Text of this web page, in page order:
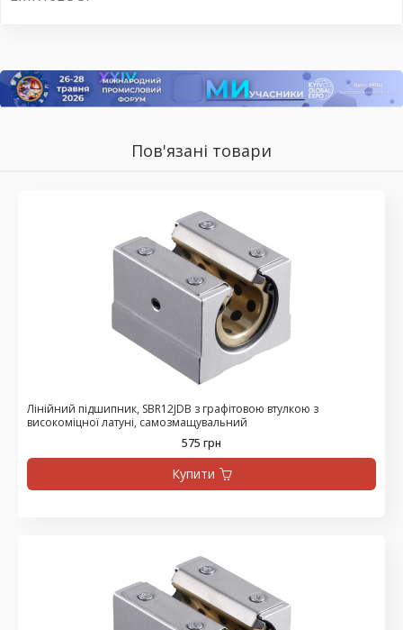
Пов'язані товари
Лінійний підшипник, SBR12JDB з графітовою втулкою з
високоміцної латуні, самозмащувальний
575 грн
Купити